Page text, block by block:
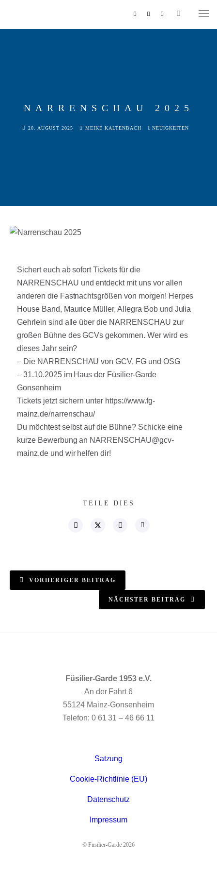
NARRENSCHAU 2025
20. AUGUST 2025 MEIKE KALTENBACH NEUIGKEITEN
Sichert euch ab sofort Tickets für die
NARRENSCHAU und entdeckt mit uns vor allen
anderen die Fastnachtsgrößen von morgen! Herpes
House Band, Maurice Müller, Allegra Bob und Julia
Gehrlein sind alle über die NARRENSCHAU zur
großen Bühne des GCVs gekommen. Wer wird es
dieses Jahr sein?
– Die NARRENSCHAU von GCV, FG und OSG
– 31.10.2025 im Haus der Füsilier-Garde
Gonsenheim
Tickets jetzt sichern unter https://www.fg-
mainz.de/narrenschau/
Du möchtest selbst auf die Bühne? Schicke eine
kurze Bewerbung an NARRENSCHAU@gcv-
mainz.de und wir helfen dir!
TEILE DIES
VORHERIGER BEITRAG
NÄCHSTER BEITRAG
Füsilier-Garde 1953 e.V.
An der Fahrt 6
55124 Mainz-Gonsenheim
Telefon: 0 61 31 – 46 66 11
Satzung
Cookie-Richtlinie (EU)
Datenschutz
Impressum
© Füsilier-Garde 2026